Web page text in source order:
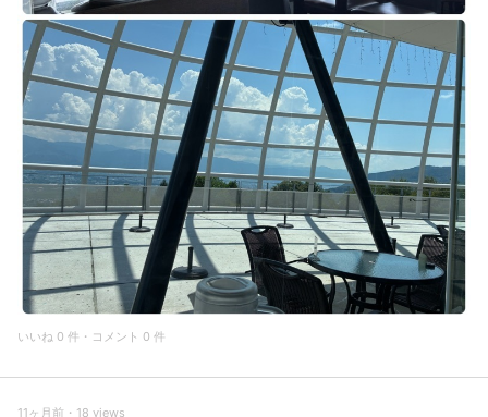
いいね 0 件・コメント 0 件
11ヶ月前・18 views